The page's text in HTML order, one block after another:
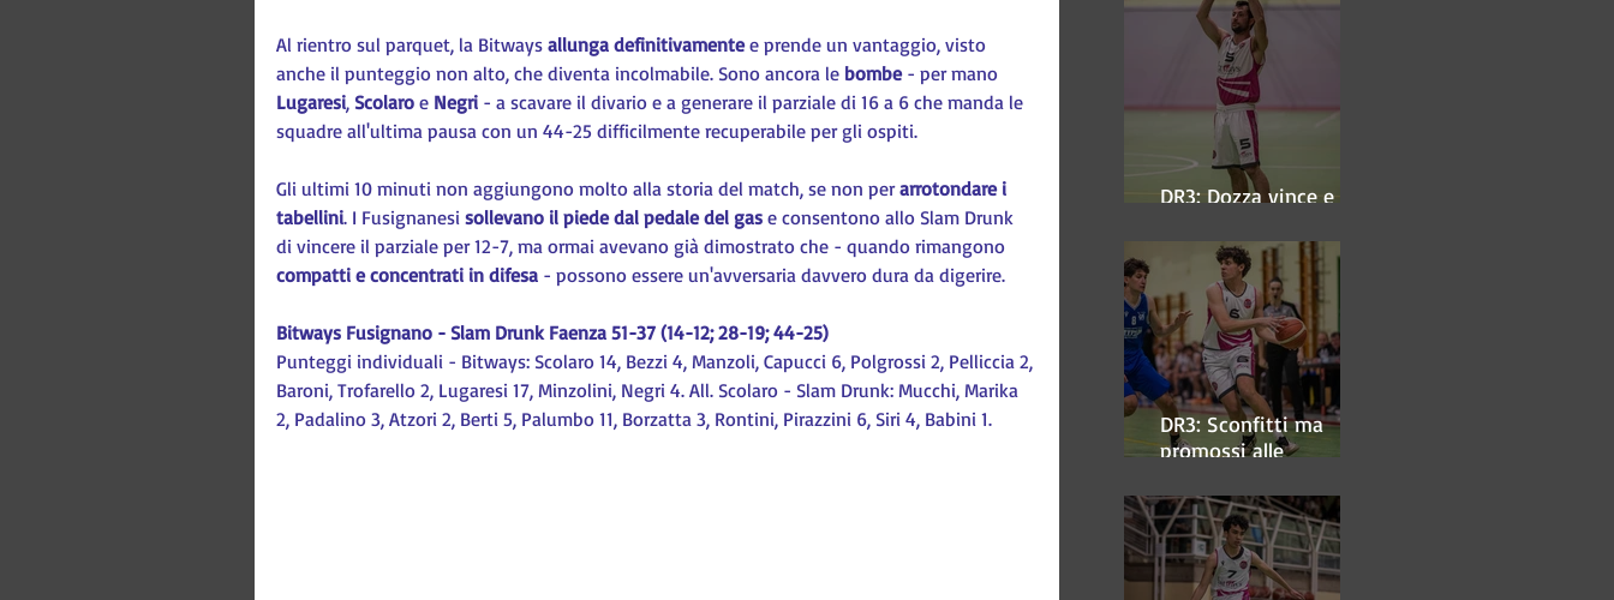
Al rientro sul parquet, la Bitways allunga definitivamente e prende un vantaggio, visto
anche il punteggio non alto, che diventa incolmabile. Sono ancora le bombe - per mano
Lugaresi, Scolaro e Negri - a scavare il divario e a generare il parziale di 16 a 6 che manda le
squadre all'ultima pausa con un 44-25 difficilmente recuperabile per gli ospiti.
Gli ultimi 10 minuti non aggiungono molto alla storia del match, se non per arrotondare i
tabellini. I Fusignanesi sollevano il piede dal pedale del gas e consentono allo Slam Drunk
di vincere il parziale per 12-7, ma ormai avevano già dimostrato che - quando rimangono
compatti e concentrati in difesa - possono essere un'avversaria davvero dura da digerire.
Bitways Fusignano - Slam Drunk Faenza 51-37 (14-12; 28-19; 44-25)
Punteggi individuali - Bitways: Scolaro 14, Bezzi 4, Manzoli, Capucci 6, Polgrossi 2, Pelliccia 2,
Baroni, Trofarello 2, Lugaresi 17, Minzolini, Negri 4. All. Scolaro - Slam Drunk: Mucchi, Marika
2, Padalino 3, Atzori 2, Berti 5, Palumbo 11, Borzatta 3, Rontini, Pirazzini 6, Siri 4, Babini 1.
DR3: Dozza vince e
DR3: Sconfitti ma
promossi alle